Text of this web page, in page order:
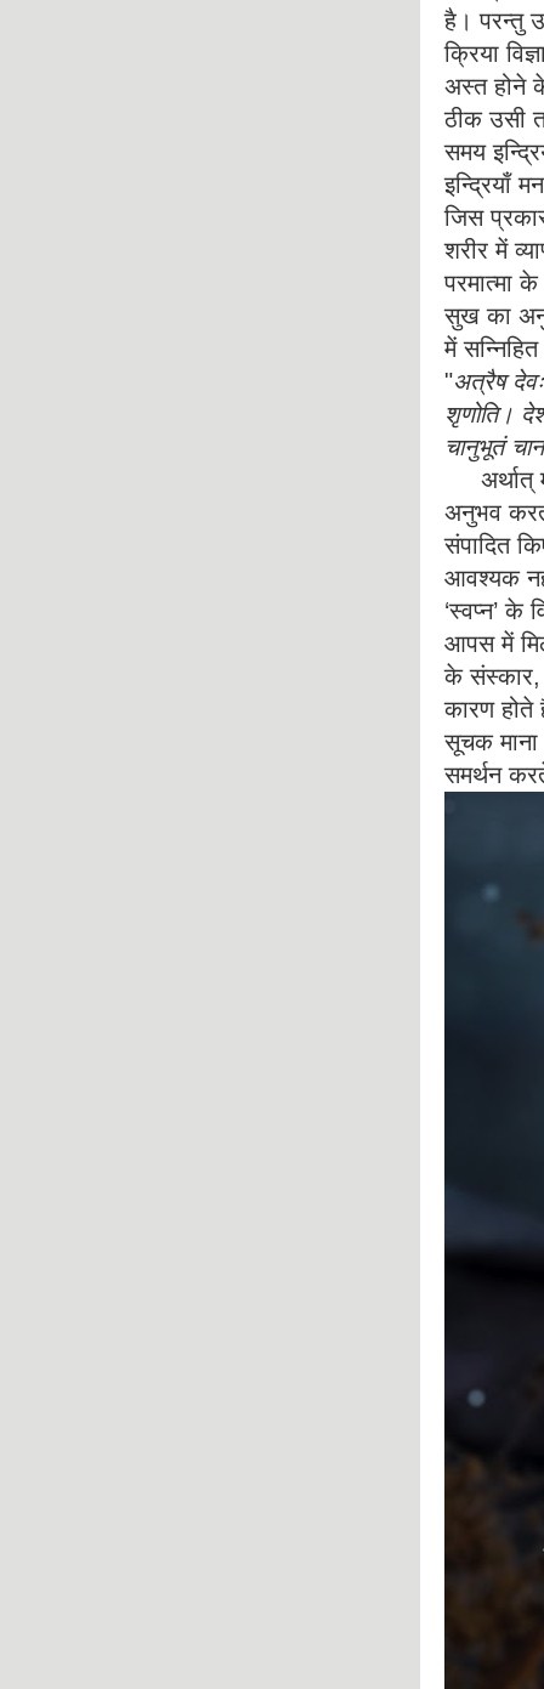
है। परन्तु
क्रिया
अस्त होने
ठीक उसी
समय
इन्द्रियाँ
जिस
शरीर में
परमात्मा
सुख का
में
"अत्रैष
शृणोति।
चानुभूतं
अर्थात्
अनुभव
संपादित
आवश्यक
‘स्वप्न’
आपस में
के संस्कार,
कारण होते
सूचक माना
समर्थन